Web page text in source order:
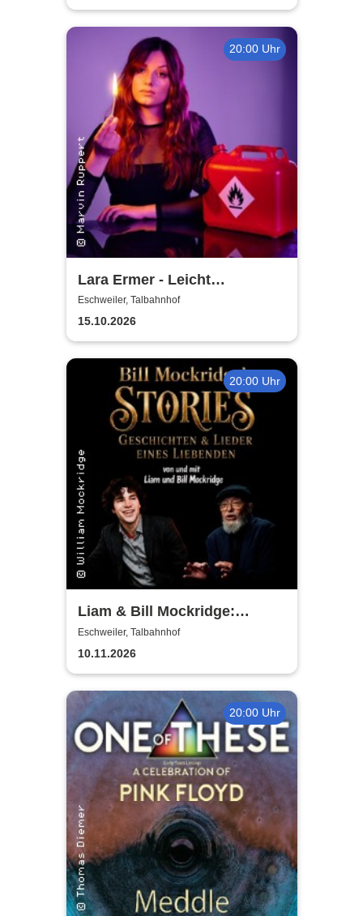
20:00 Uhr
Lara Ermer - Leicht
entflammbar
Eschweiler, Talbahnhof
15.10.2026
20:00 Uhr
Liam & Bill Mockridge:
STORIES - Geschichten &
Lieder eines Liebenden
Eschweiler, Talbahnhof
10.11.2026
20:00 Uhr